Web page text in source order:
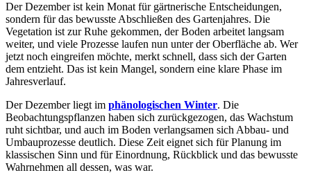
Der Dezember ist kein Monat für gärtnerische Entscheidungen,
sondern für das bewusste Abschließen des Gartenjahres. Die
Vegetation ist zur Ruhe gekommen, der Boden arbeitet langsam
weiter, und viele Prozesse laufen nun unter der Oberfläche ab. Wer
jetzt noch eingreifen möchte, merkt schnell, dass sich der Garten
dem entzieht. Das ist kein Mangel, sondern eine klare Phase im
Jahresverlauf.
Der Dezember liegt im phänologischen Winter. Die
Beobachtungspflanzen haben sich zurückgezogen, das Wachstum
ruht sichtbar, und auch im Boden verlangsamen sich Abbau- und
Umbauprozesse deutlich. Diese Zeit eignet sich für Planung im
klassischen Sinn und für Einordnung, Rückblick und das bewusste
Wahrnehmen all dessen, was war.